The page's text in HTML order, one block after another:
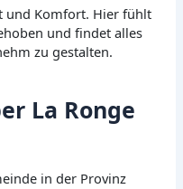
und Komfort. Hier fühlt
und findet alles
zu gestalten.
La Ronge
in der Provinz